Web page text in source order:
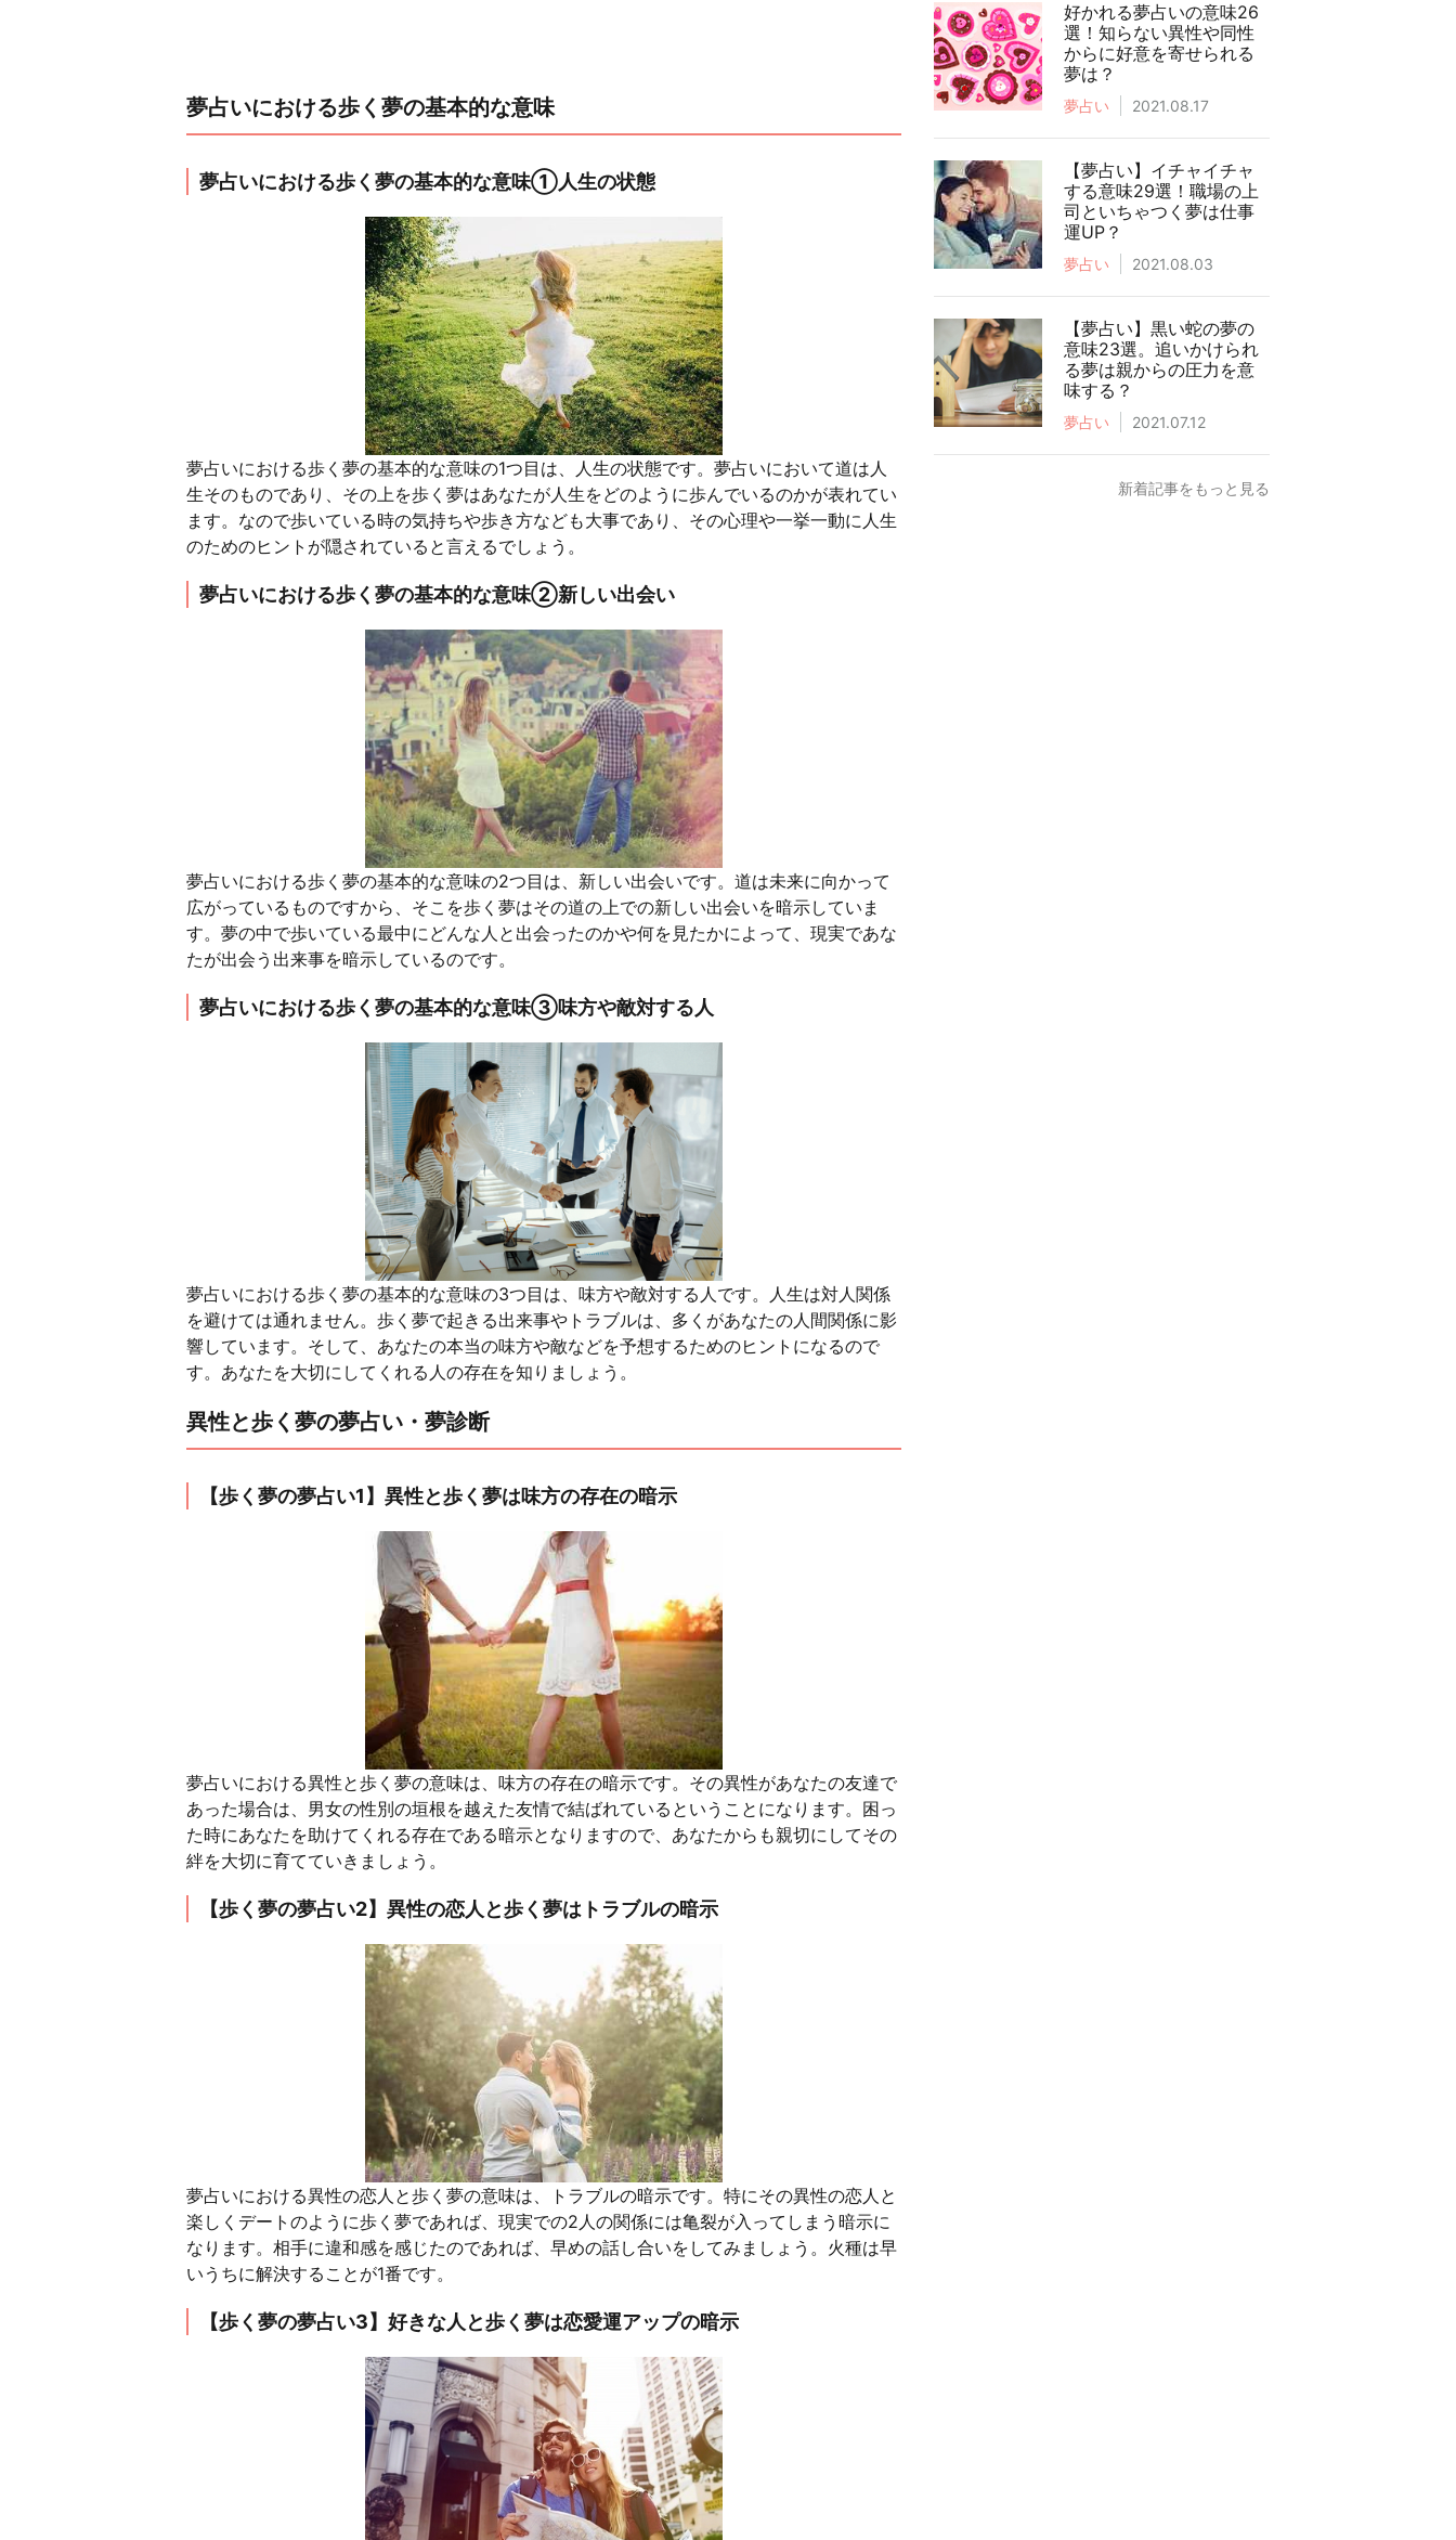
夢占いにおける歩く夢の基本的な意味
夢占いにおける歩く夢の基本的な意味①人生の状態
夢占いにおける歩く夢の基本的な意味の1つ目は、人生の状態です。夢占いにおいて道は人
生そのものであり、その上を歩く夢はあなたが人生をどのように歩んでいるのかが表れてい
ます。なので歩いている時の気持ちや歩き方なども大事であり、その心理や一挙一動に人生
のためのヒントが隠されていると言えるでしょう。
夢占いにおける歩く夢の基本的な意味②新しい出会い
夢占いにおける歩く夢の基本的な意味の2つ目は、新しい出会いです。道は未来に向かって
広がっているものですから、そこを歩く夢はその道の上での新しい出会いを暗示していま
す。夢の中で歩いている最中にどんな人と出会ったのかや何を見たかによって、現実であな
たが出会う出来事を暗示しているのです。
夢占いにおける歩く夢の基本的な意味③味方や敵対する人
夢占いにおける歩く夢の基本的な意味の3つ目は、味方や敵対する人です。人生は対人関係
を避けては通れません。歩く夢で起きる出来事やトラブルは、多くがあなたの人間関係に影
響しています。そして、あなたの本当の味方や敵などを予想するためのヒントになるので
す。あなたを大切にしてくれる人の存在を知りましょう。
異性と歩く夢の夢占い・夢診断
【歩く夢の夢占い1】異性と歩く夢は味方の存在の暗示
夢占いにおける異性と歩く夢の意味は、味方の存在の暗示です。その異性があなたの友達で
あった場合は、男女の性別の垣根を越えた友情で結ばれているということになります。困っ
た時にあなたを助けてくれる存在である暗示となりますので、あなたからも親切にしてその
絆を大切に育てていきましょう。
【歩く夢の夢占い2】異性の恋人と歩く夢はトラブルの暗示
夢占いにおける異性の恋人と歩く夢の意味は、トラブルの暗示です。特にその異性の恋人と
楽しくデートのように歩く夢であれば、現実での2人の関係には亀裂が入ってしまう暗示に
なります。相手に違和感を感じたのであれば、早めの話し合いをしてみましょう。火種は早
いうちに解決することが1番です。
【歩く夢の夢占い3】好きな人と歩く夢は恋愛運アップの暗示
好かれる夢占いの意味26
選！知らない異性や同性
からに好意を寄せられる
夢は？
夢占い 2021.08.17
【夢占い】イチャイチャ
する意味29選！職場の上
司といちゃつく夢は仕事
運UP？
夢占い 2021.08.03
【夢占い】黒い蛇の夢の
意味23選。追いかけられ
る夢は親からの圧力を意
味する？
夢占い 2021.07.12
新着記事をもっと見る